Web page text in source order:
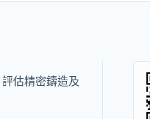
估精密鑄造及